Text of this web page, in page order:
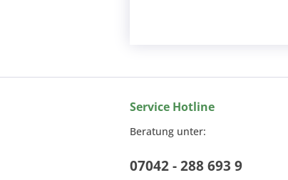
Service Hotline
Beratung unter:
07042 - 288 693 9